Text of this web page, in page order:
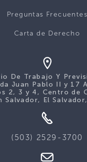
Preguntas Frecuentes
Carta de Derecho
De Trabajo Y
Juan Pablo II y 17
2, 3 y 4, Centro de
Salvador, El
(503) 2529-3700